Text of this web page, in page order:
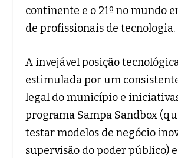
continente e o 21º no mundo
de profissionais de tecnologia.
A invejável posição
estimulada por um
legal do município e
programa Sampa Sandbox
testar modelos de negócio
supervisão do poder público)